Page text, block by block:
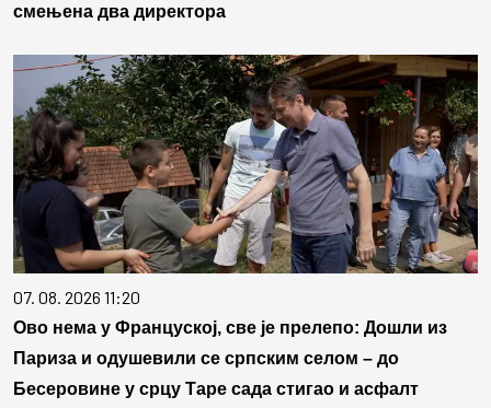
смењена два директора
07. 08. 2026 11:20
Ово нема у Француској, све је прелепо: Дошли из
Париза и одушевили се српским селом – до
Бесеровине у срцу Таре сада стигао и асфалт